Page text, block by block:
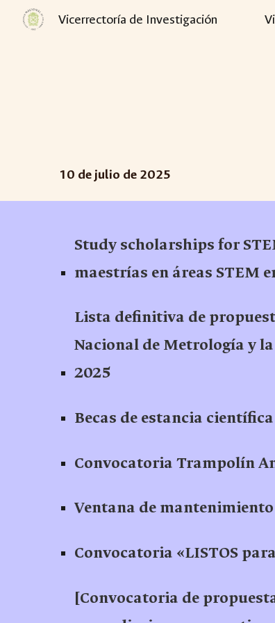
Vicerrectoría de Investigación
10 de julio de 2025
Study scholarships for
maestrías en áreas STEM
Lista definitiva de
Nacional de Metrología y
2025
Becas de estancia
Convocatoria Trampolín
Ventana de
Convocatoria «LISTOS
[Convocatoria de